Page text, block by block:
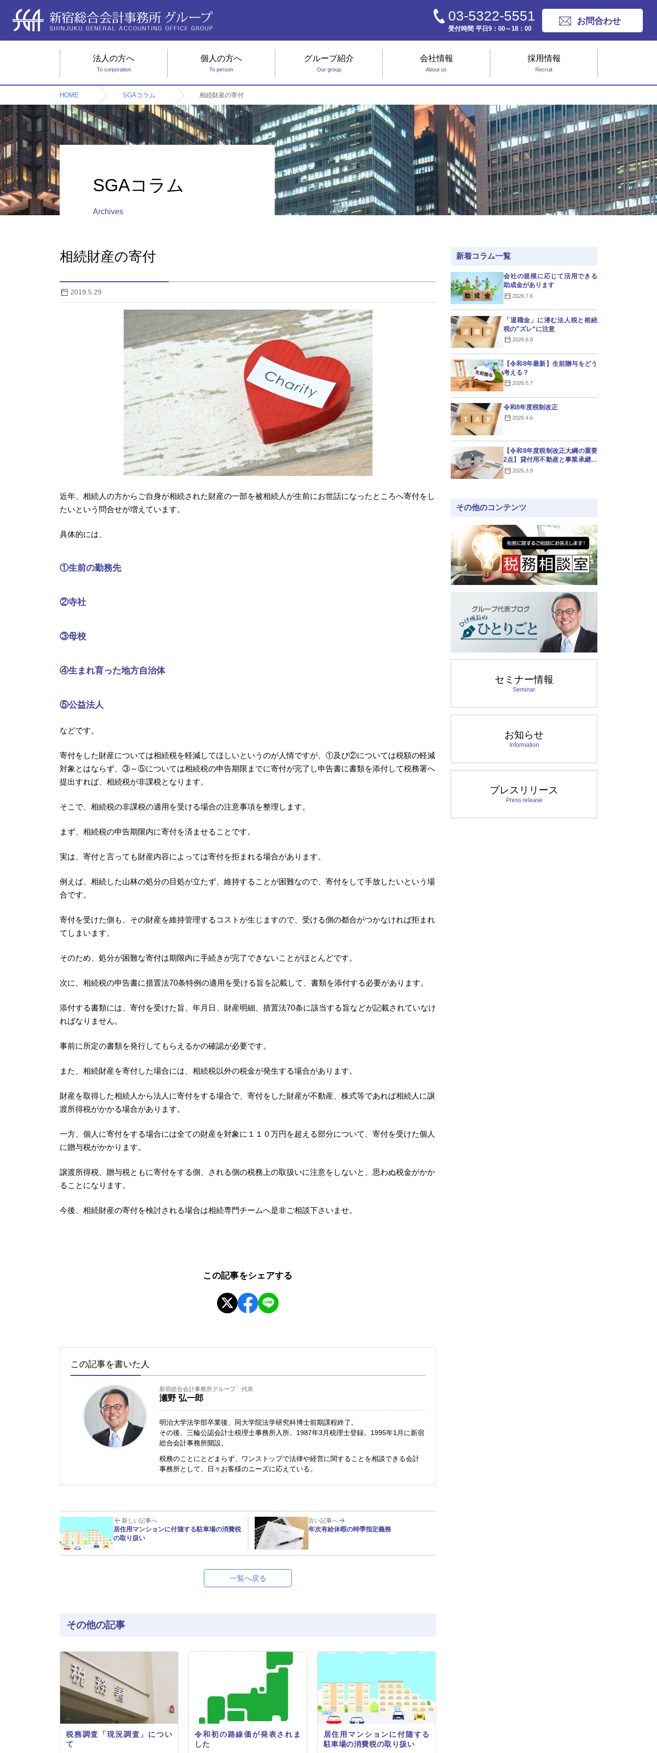
03-5322-5551
受付時間 平日9：00～18：00
お問合わせ
法人の方へ
To corporation
個人の方へ
To person
グループ紹介
Our group
会社情報
About us
採用情報
Recruit
HOME SGAコラム 相続財産の寄付
SGAコラム
Archives
相続財産の寄付
2019.5.29
近年、相続人の方からご自身が相続された財産の一部を被相続人が生前にお世話になったところへ寄付をし
たいという問合せが増えています。
具体的には、
①生前の勤務先
②寺社
③母校
④生まれ育った地方自治体
⑤公益法人
などです。
寄付をした財産については相続税を軽減してほしいというのが人情ですが、①及び②については税額の軽減
対象とはならず、③～⑤については相続税の申告期限までに寄付が完了し申告書に書類を添付して税務署へ
提出すれば、相続税が非課税となります。
そこで、相続税の非課税の適用を受ける場合の注意事項を整理します。
まず、相続税の申告期限内に寄付を済ませることです。
実は、寄付と言っても財産内容によっては寄付を拒まれる場合があります。
例えば、相続した山林の処分の目処が立たず、維持することが困難なので、寄付をして手放したいという場
合です。
寄付を受けた側も、その財産を維持管理するコストが生じますので、受ける側の都合がつかなければ拒まれ
てしまいます。
そのため、処分が困難な寄付は期限内に手続きが完了できないことがほとんどです。
次に、相続税の申告書に措置法70条特例の適用を受ける旨を記載して、書類を添付する必要があります。
添付する書類には、寄付を受けた旨、年月日、財産明細、措置法70条に該当する旨などが記載されていなけ
ればなりません。
事前に所定の書類を発行してもらえるかの確認が必要です。
また、相続財産を寄付した場合には、相続税以外の税金が発生する場合があります。
財産を取得した相続人から法人に寄付をする場合で、寄付をした財産が不動産、株式等であれば相続人に譲
渡所得税がかかる場合があります。
一方、個人に寄付をする場合には全ての財産を対象に１１０万円を超える部分について、寄付を受けた個人
に贈与税がかかります。
譲渡所得税、贈与税ともに寄付をする側、される側の税務上の取扱いに注意をしないと、思わぬ税金がかか
ることになります。
今後、相続財産の寄付を検討される場合は相続専門チームへ是非ご相談下さいませ。
この記事をシェアする
この記事を書いた人
新宿総合会計事務所グループ 代表
瀬野 弘一郎
明治大学法学部卒業後、同大学院法学研究科博士前期課程終了。
その後、三輪公認会計士税理士事務所入所。1987年3月税理士登録。1995年1月に新宿
総合会計事務所開設。
税務のことにとどまらず、ワンストップで法律や経営に関することを相談できる会計
事務所として、日々お客様のニーズに応えている。
新しい記事へ
居住用マンションに付随する駐車場の消費税
の取り扱い
古い記事へ
年次有給休暇の時季指定義務
一覧へ戻る
その他の記事
税務調査「現況調査」につい
て
令和初の路線価が発表されま
した
居住用マンションに付随する
駐車場の消費税の取り扱い
新着コラム一覧
会社の規模に応じて活用できる
助成金があります
2026.7.6
「退職金」に潜む法人税と相続
税の”ズレ“に注意
2026.6.8
【令和8年最新】生前贈与をどう
考える？
2026.5.7
令和8年度税制改正
2026.4.6
【令和8年度税制改正大綱の重要
2点】貸付用不動産と事業承継税
制の改正
2026.3.9
その他のコンテンツ
セミナー情報
Seminar
お知らせ
Information
プレスリリース
Press release